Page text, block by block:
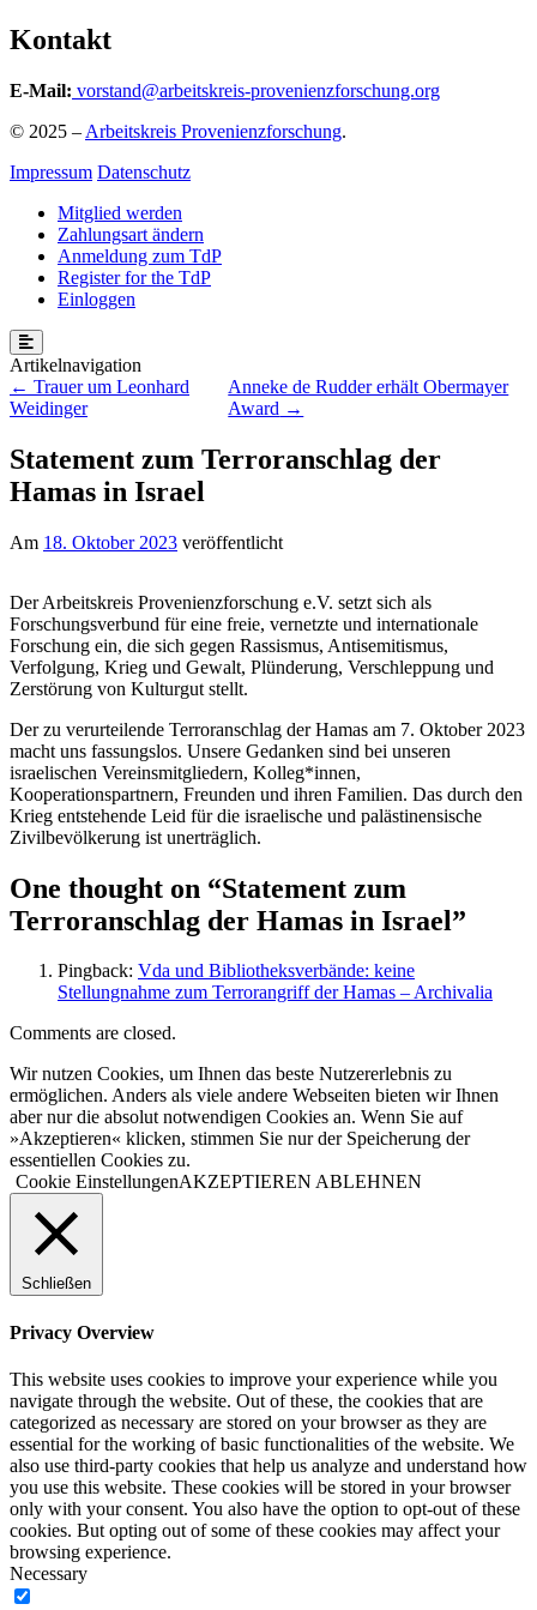
Kontakt
E-Mail: vorstand@arbeitskreis-provenienzforschung.org
© 2025 – Arbeitskreis Provenienzforschung.
Impressum Datenschutz
Mitglied werden
Zahlungsart ändern
Anmeldung zum TdP
Register for the TdP
Einloggen
Beitragsnavigation
Trauer um Leonhard
Weidinger
Anneke de Rudder erhält Obermayer
Award
Statement zum Terroranschlag der
Hamas in Israel
Am 18. Oktober 2023 veröffentlicht
Der Arbeitskreis Provenienzforschung e.V. setzt sich als
Forschungsverbund für eine freie, vernetzte und internationale
Forschung ein, die sich gegen Rassismus, Antisemitismus,
Verfolgung, Krieg und Gewalt, Plünderung, Verschleppung und
Zerstörung von Kulturgut stellt.
Der zu verurteilende Terroranschlag der Hamas am 7. Oktober 2023
macht uns fassungslos. Unsere Gedanken sind bei unseren
israelischen Vereinsmitgliedern, Kolleg*innen,
Kooperationspartnern, Freunden und ihren Familien. Das durch den
Krieg entstehende Leid für die israelische und palästinensische
Zivilbevölkerung ist unerträglich.
One thought on “Statement zum
Terroranschlag der Hamas in Israel”
Pingback: Vda und Bibliotheksverbände: keine
Stellungnahme zum Terrorangriff der Hamas – Archivalia
Comments are closed.
Wir nutzen Cookies, um Ihnen das beste Nutzererlebnis zu
ermöglichen. Anders als viele andere Webseiten bieten wir Ihnen
aber nur die absolut notwendigen Cookies an. Wenn Sie auf
»Akzeptieren« klicken, stimmen Sie nur der Speicherung der
essentiellen Cookies zu.
Cookie EinstellungenAKZEPTIEREN ABLEHNEN
Schließen
Privacy Overview
This website uses cookies to improve your experience while you
navigate through the website. Out of these, the cookies that are
categorized as necessary are stored on your browser as they are
essential for the working of basic functionalities of the website. We
also use third-party cookies that help us analyze and understand how
you use this website. These cookies will be stored in your browser
only with your consent. You also have the option to opt-out of these
cookies. But opting out of some of these cookies may affect your
browsing experience.
Necessary